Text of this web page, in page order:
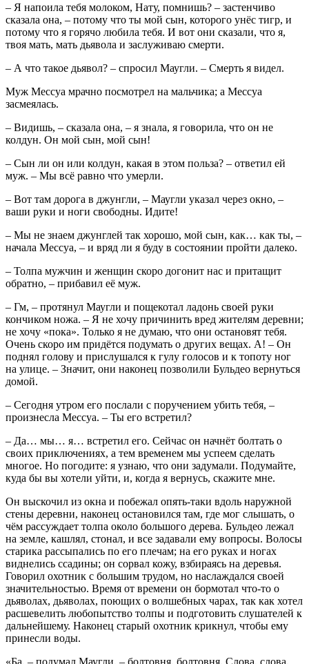
– Я напоила тебя молоком, Нату, помнишь? – застенчиво
сказала она, – потому что ты мой сын, которого унёс тигр, и
потому что я горячо любила тебя. И вот они сказали, что я,
твоя мать, мать дьявола и заслуживаю смерти.
– А что такое дьявол? – спросил Маугли. – Смерть я видел.
Муж Мессуа мрачно посмотрел на мальчика; а Мессуа
засмеялась.
– Видишь, – сказала она, – я знала, я говорила, что он не
колдун. Он мой сын, мой сын!
– Сын ли он или колдун, какая в этом польза? – ответил ей
муж. – Мы всё равно что умерли.
– Вот там дорога в джунгли, – Маугли указал через окно, –
ваши руки и ноги свободны. Идите!
– Мы не знаем джунглей так хорошо, мой сын, как… как ты, –
начала Мессуа, – и вряд ли я буду в состоянии пройти далеко.
– Толпа мужчин и женщин скоро догонит нас и притащит
обратно, – прибавил её муж.
– Гм, – протянул Маугли и пощекотал ладонь своей руки
кончиком ножа. – Я не хочу причинить вред жителям деревни;
не хочу «пока». Только я не думаю, что они остановят тебя.
Очень скоро им придётся подумать о других вещах. А! – Он
поднял голову и прислушался к гулу голосов и к топоту ног
на улице. – Значит, они наконец позволили Бульдео вернуться
домой.
– Сегодня утром его послали с поручением убить тебя, –
произнесла Мессуа. – Ты его встретил?
– Да… мы… я… встретил его. Сейчас он начнёт болтать о
своих приключениях, а тем временем мы успеем сделать
многое. Но погодите: я узнаю, что они задумали. Подумайте,
куда бы вы хотели уйти, и, когда я вернусь, скажите мне.
Он выскочил из окна и побежал опять-таки вдоль наружной
стены деревни, наконец остановился там, где мог слышать, о
чём рассуждает толпа около большого дерева. Бульдео лежал
на земле, кашлял, стонал, и все задавали ему вопросы. Волосы
старика рассыпались по его плечам; на его руках и ногах
виднелись ссадины; он сорвал кожу, взбираясь на деревья.
Говорил охотник с большим трудом, но наслаждался своей
значительностью. Время от времени он бормотал что-то о
дьяволах, дьяволах, поющих о волшебных чарах, так как хотел
расшевелить любопытство толпы и подготовить слушателей к
дальнейшему. Наконец старый охотник крикнул, чтобы ему
принесли воды.
«Ба, – подумал Маугли, – болтовня, болтовня. Слова, слова.